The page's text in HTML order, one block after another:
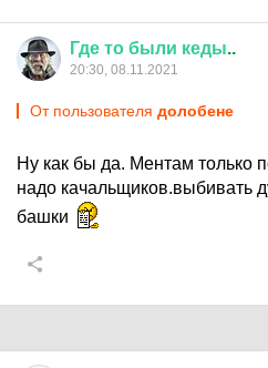
Где то были кеды..
20:30, 08.11.2021
От пользователя долобене
Ну как бы да. Ментам только
надо качальщиков.выбивать
башки